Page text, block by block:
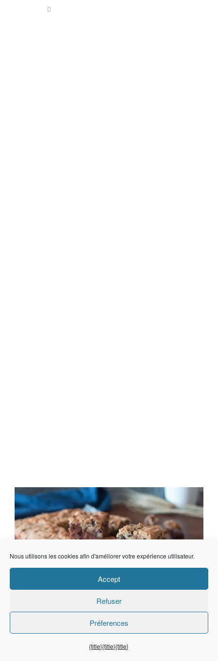
Nous utilisons les cookies afin d'améliorer votre expérience utilisateur.
Accept
Refuser
Préferences
{title}{title}{title}